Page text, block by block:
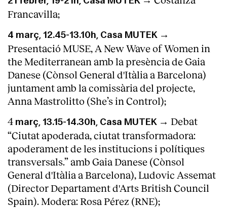
Clients
Francavilla;
4 març, 12.45-13.10h, Casa MUTEK →
Presentació MUSE, A New Wave of Women in
the Mediterranean amb la presència de Gaia
Danese (Cònsol General d'Itàlia a Barcelona)
juntament amb la comissària del projecte,
Anna Mastrolitto (She’s in Control);
4 març, 13.15-14.30h, Casa MUTEK → Debat
“Ciutat apoderada, ciutat transformadora:
apoderament de les institucions i polítiques
transversals.” amb Gaia Danese (Cònsol
General d'Itàlia a Barcelona), Ludovic Assemat
(Director Departament d'Arts British Council
Spain). Modera: Rosa Pérez (RNE);